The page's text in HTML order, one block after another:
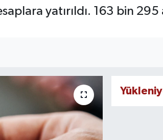
yatırıldı. 163 bin